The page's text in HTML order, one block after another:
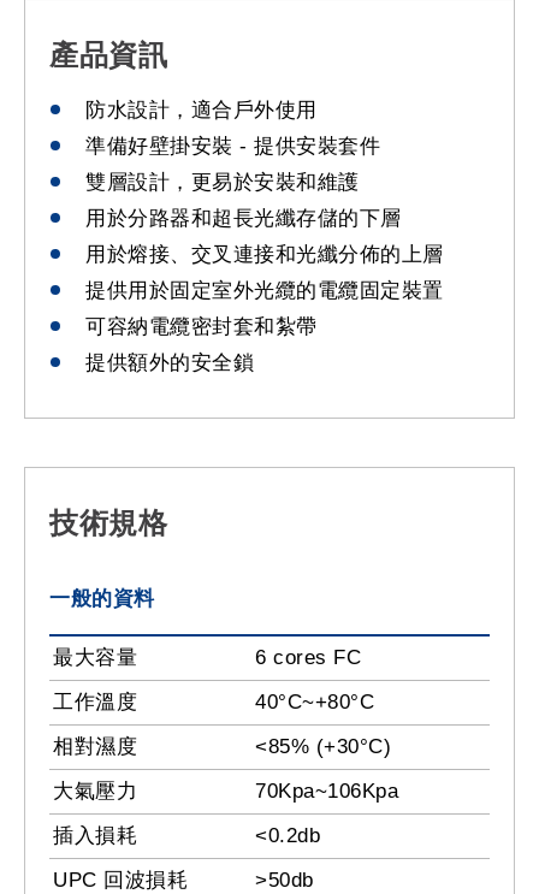
產品資訊
防水設計，適合戶外使用
準備好壁掛安裝 - 提供安裝套件
雙層設計，更易於安裝和維護
用於分路器和超長光纖存儲的下層
用於熔接、交叉連接和光纖分佈的上層
提供用於固定室外光纜的電纜固定裝置
可容納電纜密封套和紮帶
提供額外的安全鎖
技術規格
一般的資料
最大容量
6 cores FC
工作溫度
40°C~+80°C
相對濕度
<85% (+30°C)
大氣壓力
70Kpa~106Kpa
插入損耗
<0.2db
UPC 回波損耗
>50db